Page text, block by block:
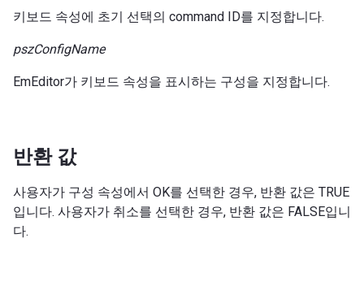
키보드 속성에 초기 선택의 command ID를 지정합니다.
pszConfigName
EmEditor가 키보드 속성을 표시하는 구성을 지정합니다.
반환 값
사용자가 구성 속성에서 OK를 선택한 경우, 반환 값은 TRUE
입니다. 사용자가 취소를 선택한 경우, 반환 값은 FALSE입니
다.